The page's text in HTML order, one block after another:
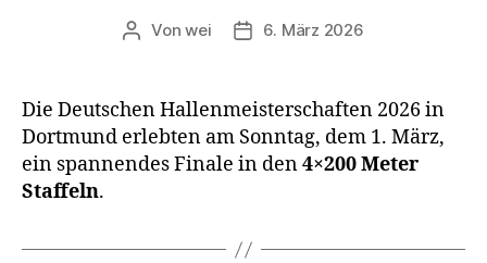
Beitragsautor
Vonwei Beitragsdatum
6. März 2026
Die Deutschen Hallenmeisterschaften 2026 in
Dortmund erlebten am Sonntag, dem 1. März,
ein spannendes Finale in den4×200 Meter
Staffeln.